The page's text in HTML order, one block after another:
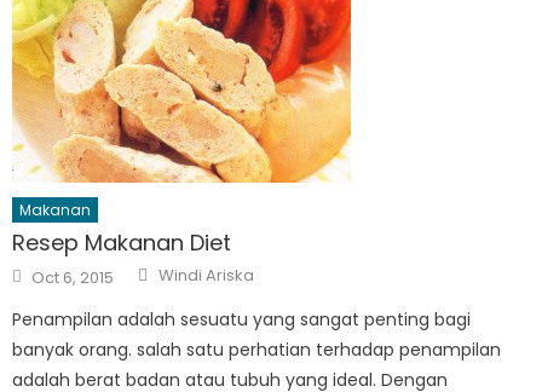
Makanan
Resep Makanan Diet
Posted
on
Oct 6, 2015 Author
Windi Ariska
Penampilan adalah sesuatu yang sangat penting bagi
banyak orang. salah satu perhatian terhadap penampilan
adalah berat badan atau tubuh yang ideal. Dengan